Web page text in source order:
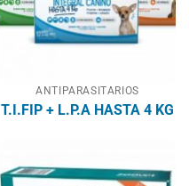
ANTIPARASITARIOS
T.I.FIP + L.P.A HASTA 4 KG